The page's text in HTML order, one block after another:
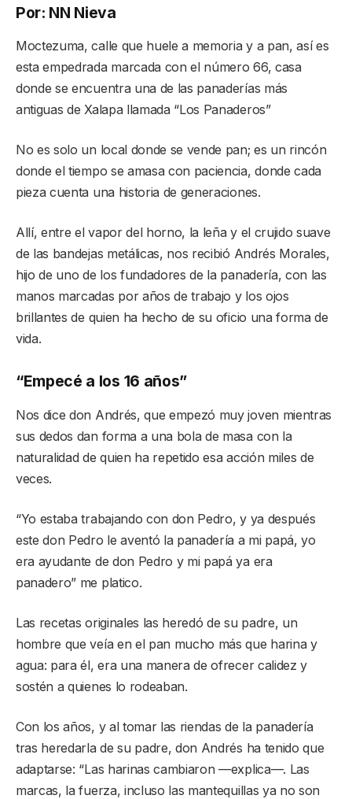
Por: NN Nieva
Moctezuma, calle que huele a memoria y a pan, así es
esta empedrada marcada con el número 66, casa
donde se encuentra una de las panaderías más
antiguas de Xalapa llamada “Los Panaderos”
No es solo un local donde se vende pan; es un rincón
donde el tiempo se amasa con paciencia, donde cada
pieza cuenta una historia de generaciones.
Allí, entre el vapor del horno, la leña y el crujido suave
de las bandejas metálicas, nos recibió Andrés Morales,
hijo de uno de los fundadores de la panadería, con las
manos marcadas por años de trabajo y los ojos
brillantes de quien ha hecho de su oficio una forma de
vida.
“Empecé a los 16 años”
Nos dice don Andrés, que empezó muy joven mientras
sus dedos dan forma a una bola de masa con la
naturalidad de quien ha repetido esa acción miles de
veces.
“Yo estaba trabajando con don Pedro, y ya después
este don Pedro le aventó la panadería a mi papá, yo
era ayudante de don Pedro y mi papá ya era
panadero” me platico.
Las recetas originales las heredó de su padre, un
hombre que veía en el pan mucho más que harina y
agua: para él, era una manera de ofrecer calidez y
sostén a quienes lo rodeaban.
Con los años, y al tomar las riendas de la panadería
tras heredarla de su padre, don Andrés ha tenido que
adaptarse: “Las harinas cambiaron —explica—. Las
marcas, la fuerza, incluso las mantequillas ya no son